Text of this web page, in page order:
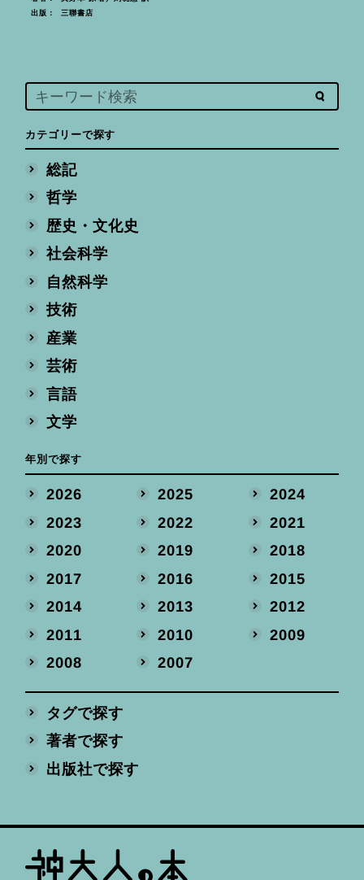
出版： 三聯書店
カテゴリーで探す
総記
哲学
歴史・文化史
社会科学
自然科学
技術
産業
芸術
言語
文学
年別で探す
2026 2025
2024
2023
2022
2021
2020
2019
2018
2017
2016
2015
2014
2013
2012
2011
2010
2009
2008
2007
タグで探す
著者で探す
出版社で探す